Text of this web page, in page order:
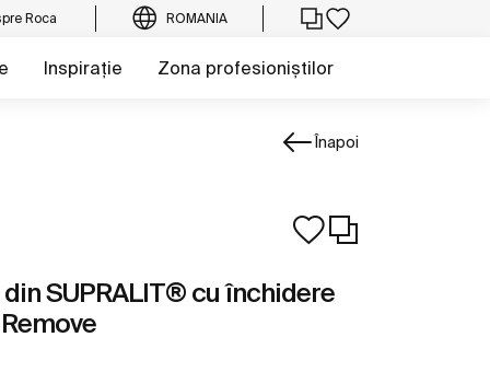
Roca ROMANIA
Inspirație Zona profesioniștilor
Înapoi
din SUPRALIT® cu închidere